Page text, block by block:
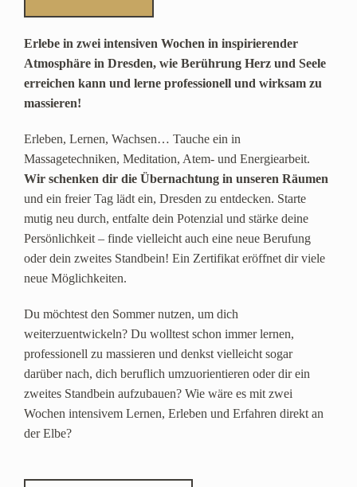
Erlebe in zwei intensiven Wochen in inspirierender
Atmosphäre in Dresden, wie Berührung Herz und Seele
erreichen kann und lerne professionell und wirksam zu
massieren!
Erleben, Lernen, Wachsen… Tauche ein in
Massagetechniken, Meditation, Atem- und Energiearbeit.
Wir schenken dir die Übernachtung in unseren Räumen
und ein freier Tag lädt ein, Dresden zu entdecken. Starte
mutig neu durch, entfalte dein Potenzial und stärke deine
Persönlichkeit – finde vielleicht auch eine neue Berufung
oder dein zweites Standbein! Ein Zertifikat eröffnet dir viele
neue Möglichkeiten.
Du möchtest den Sommer nutzen, um dich
weiterzuentwickeln? Du wolltest schon immer lernen,
professionell zu massieren und denkst vielleicht sogar
darüber nach, dich beruflich umzuorientieren oder dir ein
zweites Standbein aufzubauen? Wie wäre es mit zwei
Wochen intensivem Lernen, Erleben und Erfahren direkt an
der Elbe?